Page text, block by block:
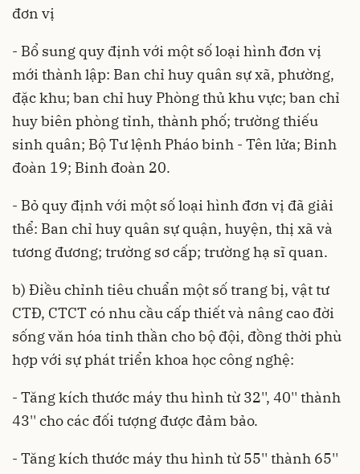
đơn vị
- Bổ sung quy định với một số loại hình đơn vị
mới thành lập: Ban chỉ huy quân sự xã, phường,
đặc khu; ban chỉ huy Phòng thủ khu vực; ban chỉ
huy biên phòng tỉnh, thành phố; trường thiếu
sinh quân; Bộ Tư lệnh Pháo binh - Tên lửa; Binh
đoàn 19; Binh đoàn 20.
- Bỏ quy định với một số loại hình đơn vị đã giải
thể: Ban chỉ huy quân sự quận, huyện, thị xã và
tương đương; trường sơ cấp; trường hạ sĩ quan.
b) Điều chỉnh tiêu chuẩn một số trang bị, vật tư
CTĐ, CTCT có nhu cầu cấp thiết và nâng cao đời
sống văn hóa tinh thần cho bộ đội, đồng thời phù
hợp với sự phát triển khoa học công nghệ:
- Tăng kích thước máy thu hình từ 32'', 40'' thành
43'' cho các đối tượng được đảm bảo.
- Tăng kích thước máy thu hình từ 55'' thành 65''